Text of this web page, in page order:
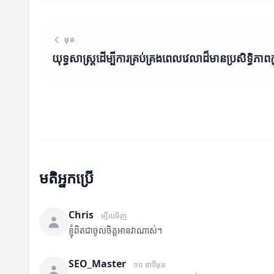
មុន
យុទ្ធសាស្ត្រ​ដើម្បី​ការ​គ្រប់គ្រង​ពេលវេលា​ដ៏មានប្រសិទ្ធិភាព​
មតិអ្នកប្រើ
Chris ម្សិលមិញ
ខ្ញុំពិតជាចូលចិត្តអានវាណាស់។
SEO_Master ១០ នាទីមុន